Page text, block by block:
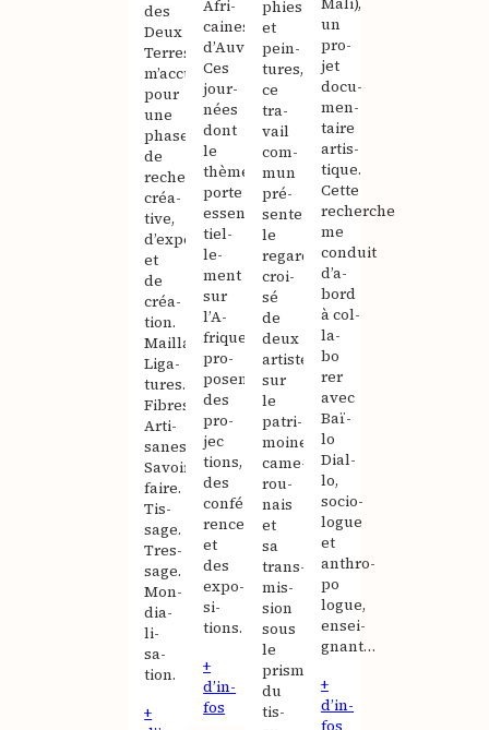
des
Deux
Terres
m’accueille
pour
une
phase
de
recherche
créa­
tive,
d’expérimentation
et
de
créa­
tion.
Maillage.
Liga­
tures.
Fibres.
Arti­
sanes.
Savoirs-
faire.
Tis­
sage.
Tres­
sage.
Mon­
dia­
li­
sa­
tion.
+
Afri­
caines
d’Auvergne.
Ces
jour­
nées
dont
le
thème
porte
essen­
tiel­
le­
ment
sur
l’A­
frique
pro­
posent
des
pro­
jec­
tions,
des
confé­
rences
et
des
expo­
si­
tions.
+
d’in­
fos
phies
et
pein­
tures,
ce
tra­
vail
com­
mun
pré­
sente
le
regard
croi­
sé
de
deux
artistes
sur
le
patri­
moine
came­
rou­
nais
et
sa
trans­
mis­
sion
sous
le
prisme
du
tis­
un
pro­
jet
docu­
men­
taire
artis­
tique.
Cette
recherche
me
conduit
d’a­
bord
à col­
la­
bo­
rer
avec
Baï­
lo
Dial­
lo,
socio­
logue
et
anthro­
po­
logue,
ensei­
gnant…
+
d’in­
fos